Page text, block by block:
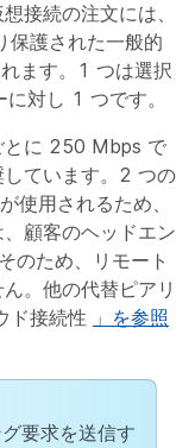
接続の注文には、
保護された一般的
ます。1 つは選択
対し 1 つです。
とに 250 Mbps で
ています。2 つの
使用されるため、
顧客のヘッドエン
のため、リモート
。他の代替ピアリ
ド接続性 」を参照
要求を送信す